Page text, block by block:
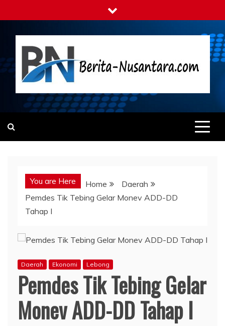
to
content
Berita-nusantara.com
Kabar Nusantara Terpercaya
You are Here Home
Daerah
Pemdes Tik Tebing Gelar Monev ADD-DD
Tahap I
Daerah Ekonomi Lebong
Pemdes Tik Tebing Gelar
Monev ADD-DD Tahap I